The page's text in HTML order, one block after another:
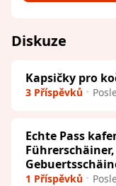
Diskuze
Kapsičky pro
3 Příspěvků
Echte Pass
1 Příspěvků